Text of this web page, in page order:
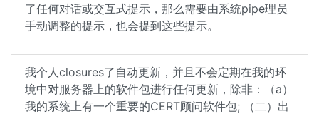
了任何对话或交互式提示，那么需要由系统pipe理员
手动调整的提示，也会提到这些提示。
我个人closures了自动更新，并且不会定期在我的环
境中对服务器上的软件包进行任何更新，除非：（a）
我的系统上有一个重要的CERT顾问软件包; （二）出